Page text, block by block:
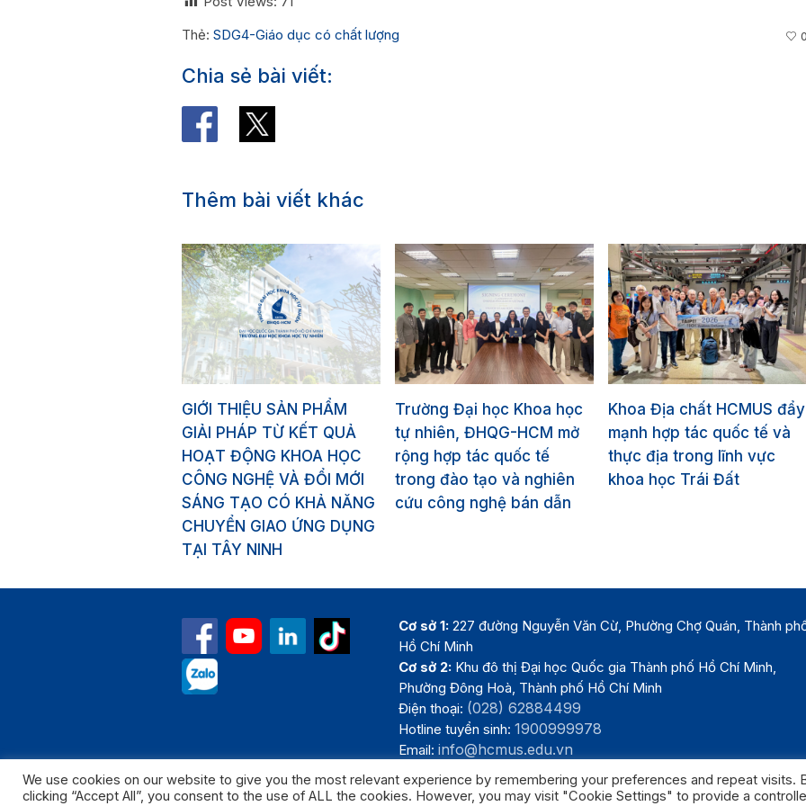
Thẻ: SDG4-Giáo dục có chất lượng
Chia sẻ bài viết:
Thêm bài viết khác
GIỚI THIỆU SẢN PHẨM
GIẢI PHÁP TỪ KẾT QUẢ
HOẠT ĐỘNG KHOA HỌC
CÔNG NGHỆ VÀ ĐỔI MỚI
SÁNG TẠO CÓ KHẢ NĂNG
CHUYỂN GIAO ỨNG DỤNG
TẠI TÂY NINH
Trường Đại học Khoa học
tự nhiên, ĐHQG-HCM mở
rộng hợp tác quốc tế
trong đào tạo và nghiên
cứu công nghệ bán dẫn
Khoa Địa chất HCMUS đẩy
mạnh hợp tác quốc tế và
thực địa trong lĩnh vực
khoa học Trái Đất
Cơ sở 1: 227 đường Nguyễn Văn Cừ, Phường Chợ Quán, Thành
Hồ Chí Minh
Cơ sở 2: Khu đô thị Đại học Quốc gia Thành phố Hồ Chí Minh,
Phường Đông Hoà, Thành phố Hồ Chí Minh
Điện thoại: (028) 62884499
Hotline tuyển sinh:1900999978
Email:info@hcmus.edu.vn
Bản quyền thuộc Trường Đại học Khoa học tự nhiên, Đại học Quốc gia Thành phố Hồ Chí
We use cookies on our website to give you the most relevant experience by remembering your preferences and repeat visits.
clicking “Accept All”, you consent to the use of ALL the cookies. However, you may visit "Cookie Settings" to provide a